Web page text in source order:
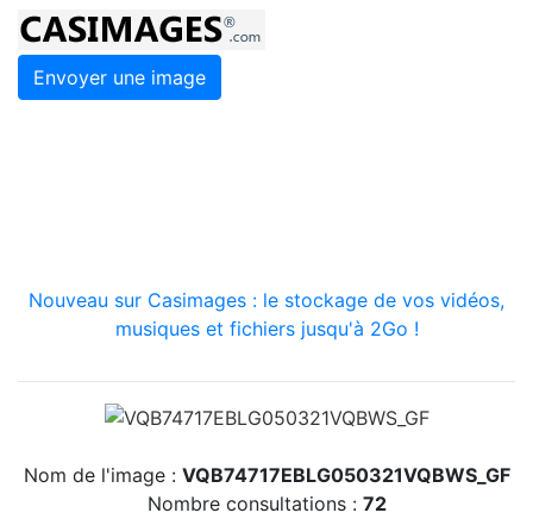
Envoyer une image
Nouveau sur Casimages : le stockage de vos vidéos,
musiques et fichiers jusqu'à 2Go !
Nom de l'image : VQB74717EBLG050321VQBWS_GF
Nombre consultations : 72